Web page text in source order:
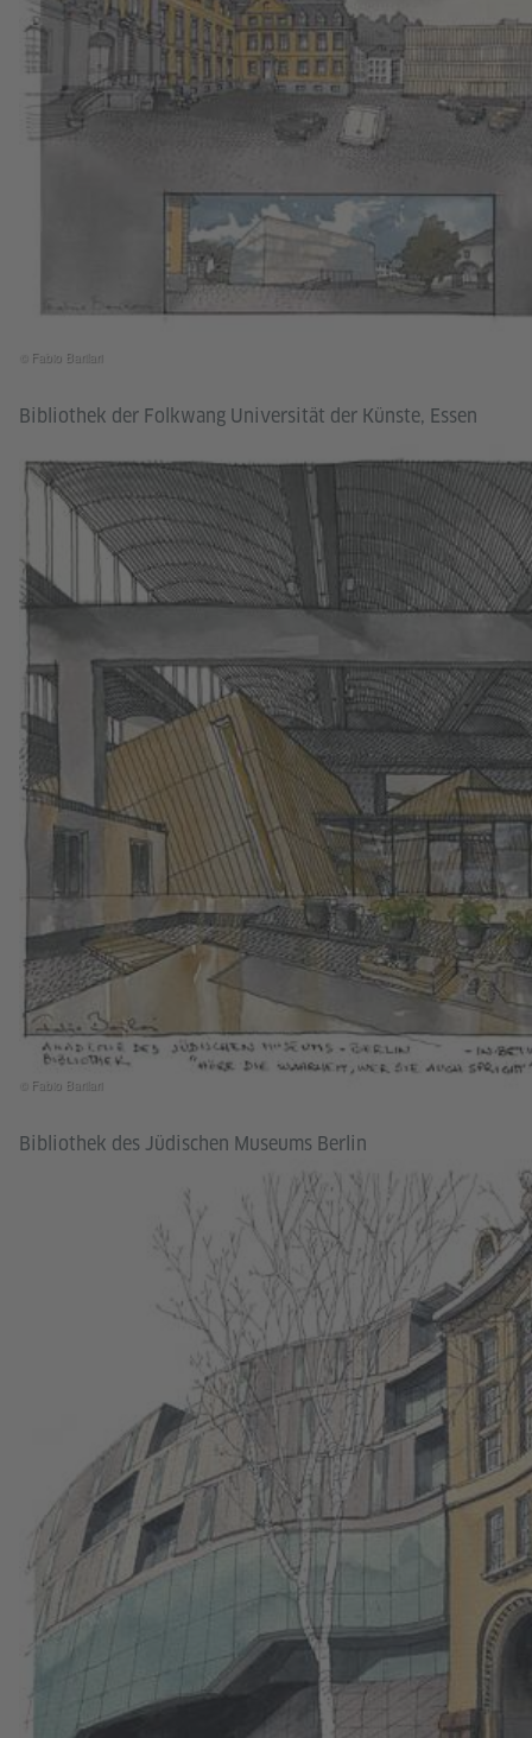
© Fabio Barilari
Bibliothek der Folkwang Universität der Künste, Essen
© Fabio Barilari
Bibliothek des Jüdischen Museums Berlin